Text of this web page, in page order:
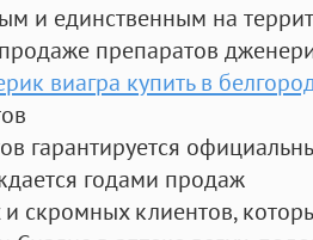
и единственным на
препаратов
виагра купить в
гарантируется
годами продаж
и скромных клиентов,